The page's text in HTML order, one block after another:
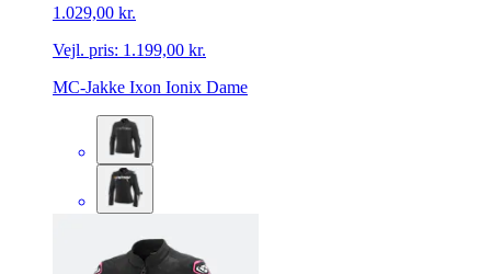
1.029,00 kr.
Vejl. pris: 1.199,00 kr.
MC-Jakke Ixon Ionix Dame